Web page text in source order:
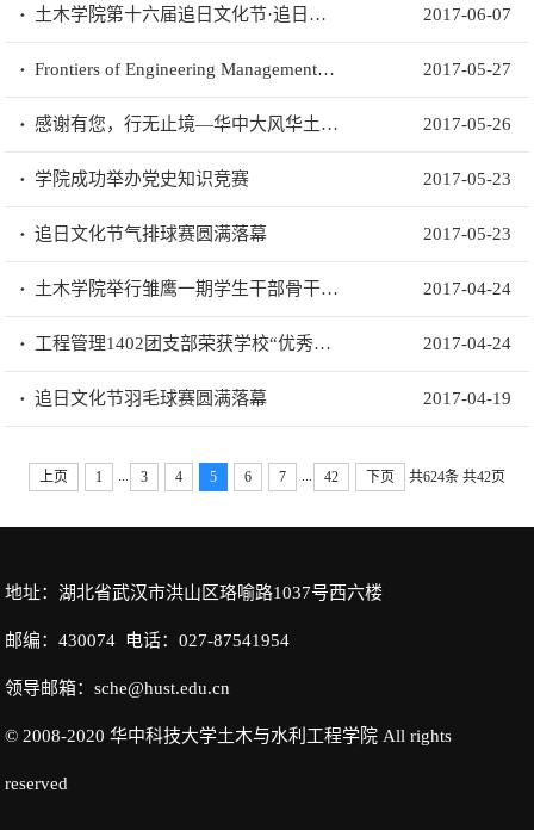
土木学院第十六届追日文化节·追日骄子获奖名单 2017-06-07
Frontiers of Engineering Management 编辑部助理招聘通知 2017-05-27
感谢有您，行无止境—华中大风华土木获“十佳院系团学组织微信公众号” 2017-05-26
学院成功举办党史知识竞赛 2017-05-23
追日文化节气排球赛圆满落幕 2017-05-23
土木学院举行雏鹰一期学生干部骨干培训结业答辩暨结业仪式 2017-04-24
工程管理1402团支部荣获学校“优秀共青团支部标兵”称号 2017-04-24
追日文化节羽毛球赛圆满落幕 2017-04-19
上页 1 3 4 5 6 7 42 下页 共624条 共42页
地址：湖北省武汉市洪山区珞喻路1037号西六楼
邮编：430074 电话：027-87541954
领导邮箱：sche@hust.edu.cn
© 2008-2020 华中科技大学土木与水利工程学院 All rights
reserved